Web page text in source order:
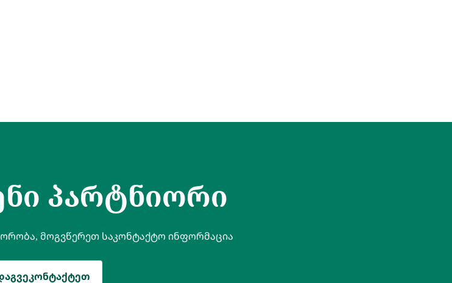
პარტნიორი
მოგვწერეთ საკონტაქტო ინფორმაცია